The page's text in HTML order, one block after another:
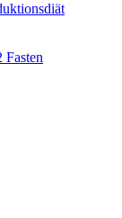
Fasten